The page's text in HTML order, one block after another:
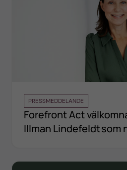
PRESSMEDDELANDE
Forefront Act
Illman Lindefeldt som